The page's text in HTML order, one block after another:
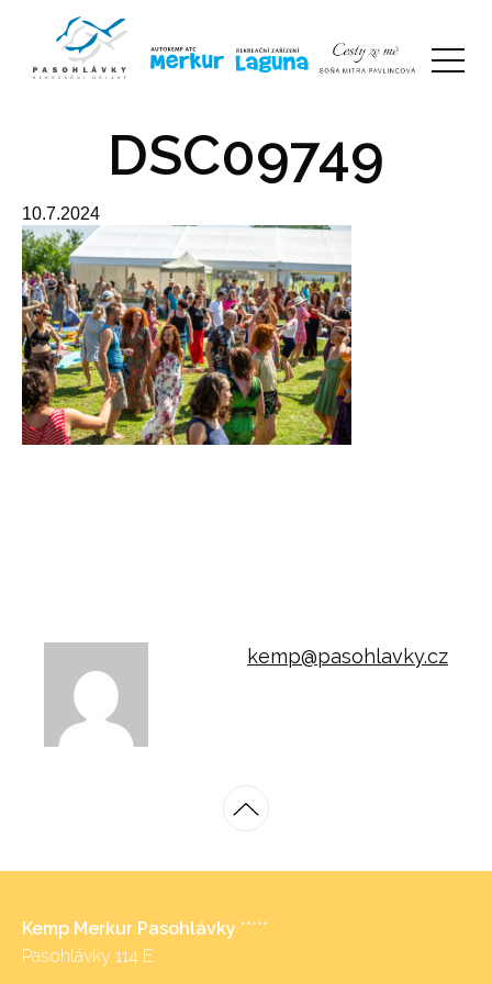
DSC09749
10.7.2024
kemp@pasohlavky.cz
Kemp Merkur Pasohlávky *****
Pasohlávky 114 E